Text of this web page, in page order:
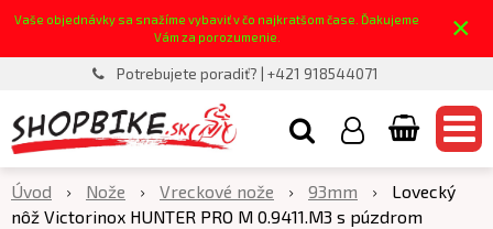
Vaše objednávky sa snažíme vybaviť v čo najkratšom čase. Ďakujeme
Vám za porozumenie.
×
Potrebujete poradiť? | +421 918544071
Úvod Nože Vreckové nože 93mm
Lovecký
nôž Victorinox HUNTER PRO M 0.9411.M3 s púzdrom